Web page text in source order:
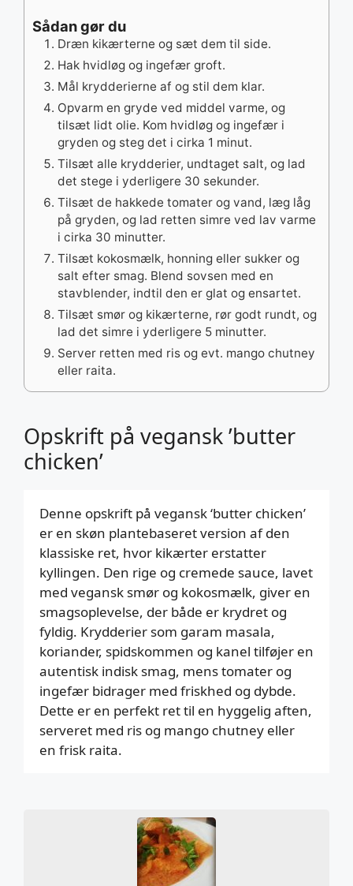
Opskrift på vegansk ’butter
chicken’
Denne opskrift på vegansk ‘butter chicken’
er en skøn plantebaseret version af den
klassiske ret, hvor kikærter erstatter
kyllingen. Den rige og cremede sauce, lavet
med vegansk smør og kokosmælk, giver en
smagsoplevelse, der både er krydret og
fyldig. Krydderier som garam masala,
koriander, spidskommen og kanel tilføjer en
autentisk indisk smag, mens tomater og
ingefær bidrager med friskhed og dybde.
Dette er en perfekt ret til en hyggelig aften,
serveret med ris og mango chutney eller
en frisk raita.
Sådan gør du
Dræn kikærterne og sæt dem til side.
Hak hvidløg og ingefær groft.
Mål krydderierne af og stil dem klar.
Opvarm en gryde ved middel varme, og
tilsæt lidt olie. Kom hvidløg og ingefær i
gryden og steg det i cirka 1 minut.
Tilsæt alle krydderier, undtaget salt, og lad
det stege i yderligere 30 sekunder.
Tilsæt de hakkede tomater og vand, læg låg
på gryden, og lad retten simre ved lav varme
i cirka 30 minutter.
Tilsæt kokosmælk, honning eller sukker og
salt efter smag. Blend sovsen med en
stavblender, indtil den er glat og ensartet.
Tilsæt smør og kikærterne, rør godt rundt, og
lad det simre i yderligere 5 minutter.
Server retten med ris og evt. mango chutney
eller raita.